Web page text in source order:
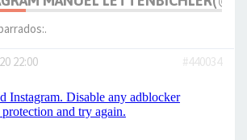
22:00 #440034